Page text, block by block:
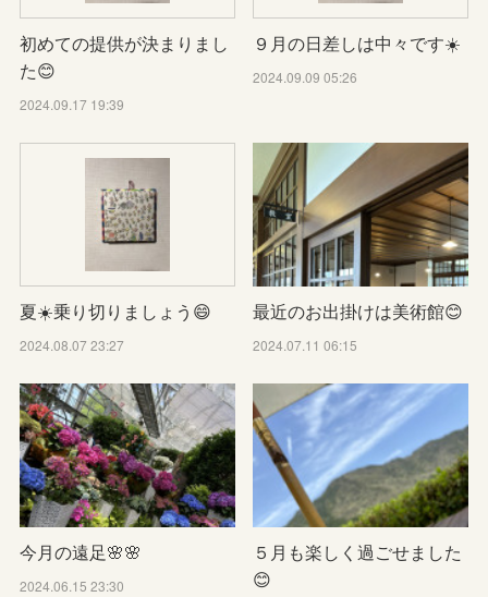
初めての提供が決まりまし
た😊
2024.09.17 19:39
９月の日差しは中々です☀️
2024.09.09 05:26
夏☀️乗り切りましょう😄
2024.08.07 23:27
最近のお出掛けは美術館😊
2024.07.11 06:15
今月の遠足🌸🌸
2024.06.15 23:30
５月も楽しく過ごせました
😊